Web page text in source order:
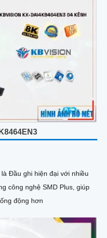
Đầu ghi hiện đại với nhiều
động hơn